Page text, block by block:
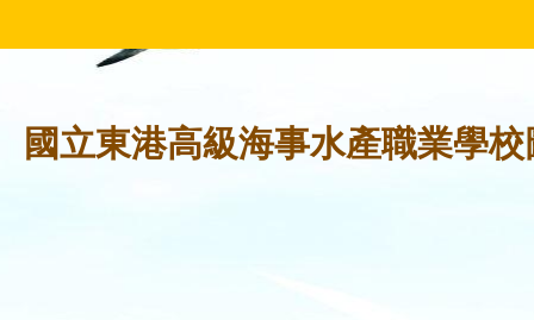
國立東港高級海事水產職業學